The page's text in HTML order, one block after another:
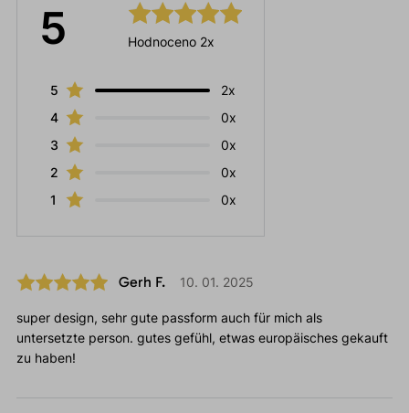
5 Hodnoceno 2x
5
2x
4
0x
3
0x
2
0x
1
0x
Gerh F. 10. 01. 2025
super design, sehr gute passform auch für mich als
untersetzte person. gutes gefühl, etwas europäisches gekauft
zu haben!